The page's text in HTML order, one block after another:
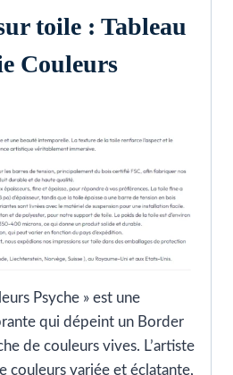
toile : Tableau
Couleurs
Psyche » est une
qui dépeint un Border
de couleurs vives. L’artiste
couleurs variée et éclatante,